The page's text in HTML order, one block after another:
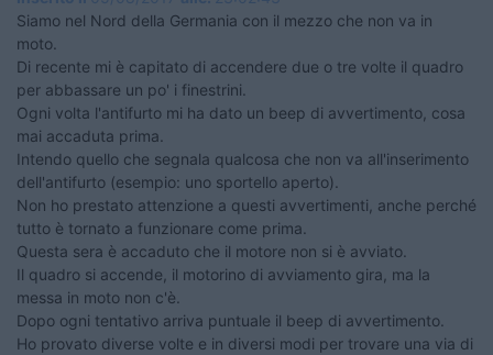
Siamo nel Nord della Germania con il mezzo che non va in
moto.
Di recente mi è capitato di accendere due o tre volte il quadro
per abbassare un po' i finestrini.
Ogni volta l'antifurto mi ha dato un beep di avvertimento, cosa
mai accaduta prima.
Intendo quello che segnala qualcosa che non va all'inserimento
dell'antifurto (esempio: uno sportello aperto).
Non ho prestato attenzione a questi avvertimenti, anche perché
tutto è tornato a funzionare come prima.
Questa sera è accaduto che il motore non si è avviato.
Il quadro si accende, il motorino di avviamento gira, ma la
messa in moto non c'è.
Dopo ogni tentativo arriva puntuale il beep di avvertimento.
Ho provato diverse volte e in diversi modi per trovare una via di